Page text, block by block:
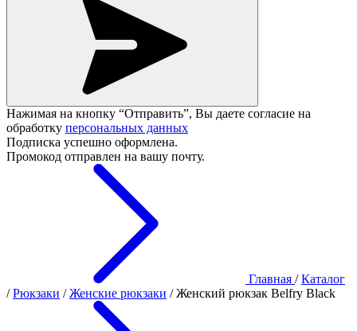
Нажимая на кнопку “Отправить”, Вы даете согласие на
обработку персональных данных
Подписка успешно оформлена.
Промокод отправлен на вашу почту.
Главная / Каталог
/ Рюкзаки / Женские рюкзаки / Женский рюкзак Belfry Black